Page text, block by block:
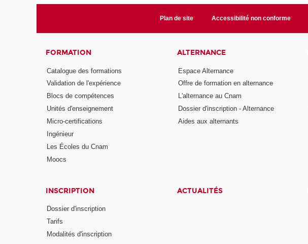
Plan de site Accessibilité non conforme
FORMATION
Catalogue des formations
Validation de l'expérience
Blocs de compétences
Unités d'enseignement
Micro-certifications
Ingénieur
Les Écoles du Cnam
Moocs
ALTERNANCE
Espace Alternance
Offre de formation en alternance
L'alternance au Cnam
Dossier d'inscription - Alternance
Aides aux alternants
INSCRIPTION
Dossier d'inscription
Tarifs
Modalités d'inscription
ACTUALITÉS